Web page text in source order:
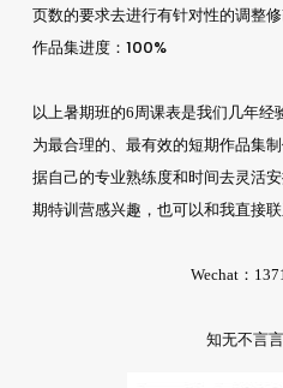
页数的要求去进行有针对性的调整修
作品集进度：100%
以上暑期班的6周课表是我们几年经
为最合理的、最有效的短期作品集
据自己的专业熟练度和时间去灵活
期特训营感兴趣，也可以和我直接联
Wechat：
知无不言